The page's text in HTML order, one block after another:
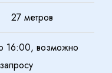
27 метров
16:00, возможно